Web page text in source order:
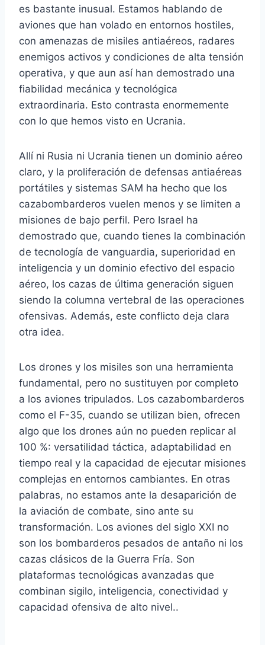
es bastante inusual. Estamos hablando de
aviones que han volado en entornos hostiles,
con amenazas de misiles antiaéreos, radares
enemigos activos y condiciones de alta tensión
operativa, y que aun así han demostrado una
fiabilidad mecánica y tecnológica
extraordinaria. Esto contrasta enormemente
con lo que hemos visto en Ucrania.
Allí ni Rusia ni Ucrania tienen un dominio aéreo
claro, y la proliferación de defensas antiaéreas
portátiles y sistemas SAM ha hecho que los
cazabombarderos vuelen menos y se limiten a
misiones de bajo perfil. Pero Israel ha
demostrado que, cuando tienes la combinación
de tecnología de vanguardia, superioridad en
inteligencia y un dominio efectivo del espacio
aéreo, los cazas de última generación siguen
siendo la columna vertebral de las operaciones
ofensivas. Además, este conflicto deja clara
otra idea.
Los drones y los misiles son una herramienta
fundamental, pero no sustituyen por completo
a los aviones tripulados. Los cazabombarderos
como el F-35, cuando se utilizan bien, ofrecen
algo que los drones aún no pueden replicar al
100 %: versatilidad táctica, adaptabilidad en
tiempo real y la capacidad de ejecutar misiones
complejas en entornos cambiantes. En otras
palabras, no estamos ante la desaparición de
la aviación de combate, sino ante su
transformación. Los aviones del siglo XXI no
son los bombarderos pesados de antaño ni los
cazas clásicos de la Guerra Fría. Son
plataformas tecnológicas avanzadas que
combinan sigilo, inteligencia, conectividad y
capacidad ofensiva de alto nivel..